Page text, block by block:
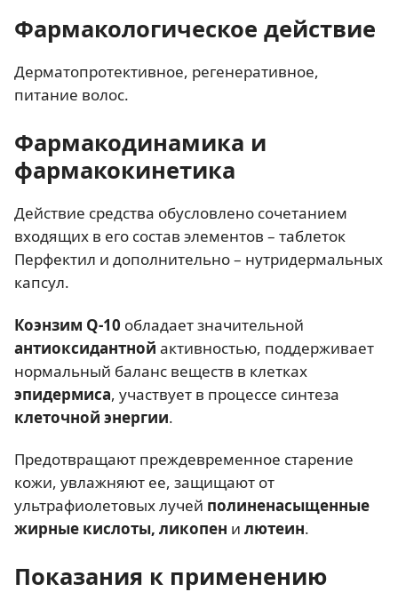
Фармакологическое действие
Дерматопротективное, регенеративное,
питание волос.
Фармакодинамика и
фармакокинетика
Действие средства обусловлено сочетанием
входящих в его состав элементов – таблеток
Перфектил и дополнительно – нутридермальных
капсул.
Коэнзим Q-10 обладает значительной
антиоксидантной активностью, поддерживает
нормальный баланс веществ в клетках
эпидермиса, участвует в процессе синтеза
клеточной энергии.
Предотвращают преждевременное старение
кожи, увлажняют ее, защищают от
ультрафиолетовых лучей полиненасыщенные
жирные кислоты, ликопен и лютеин.
Показания к применению